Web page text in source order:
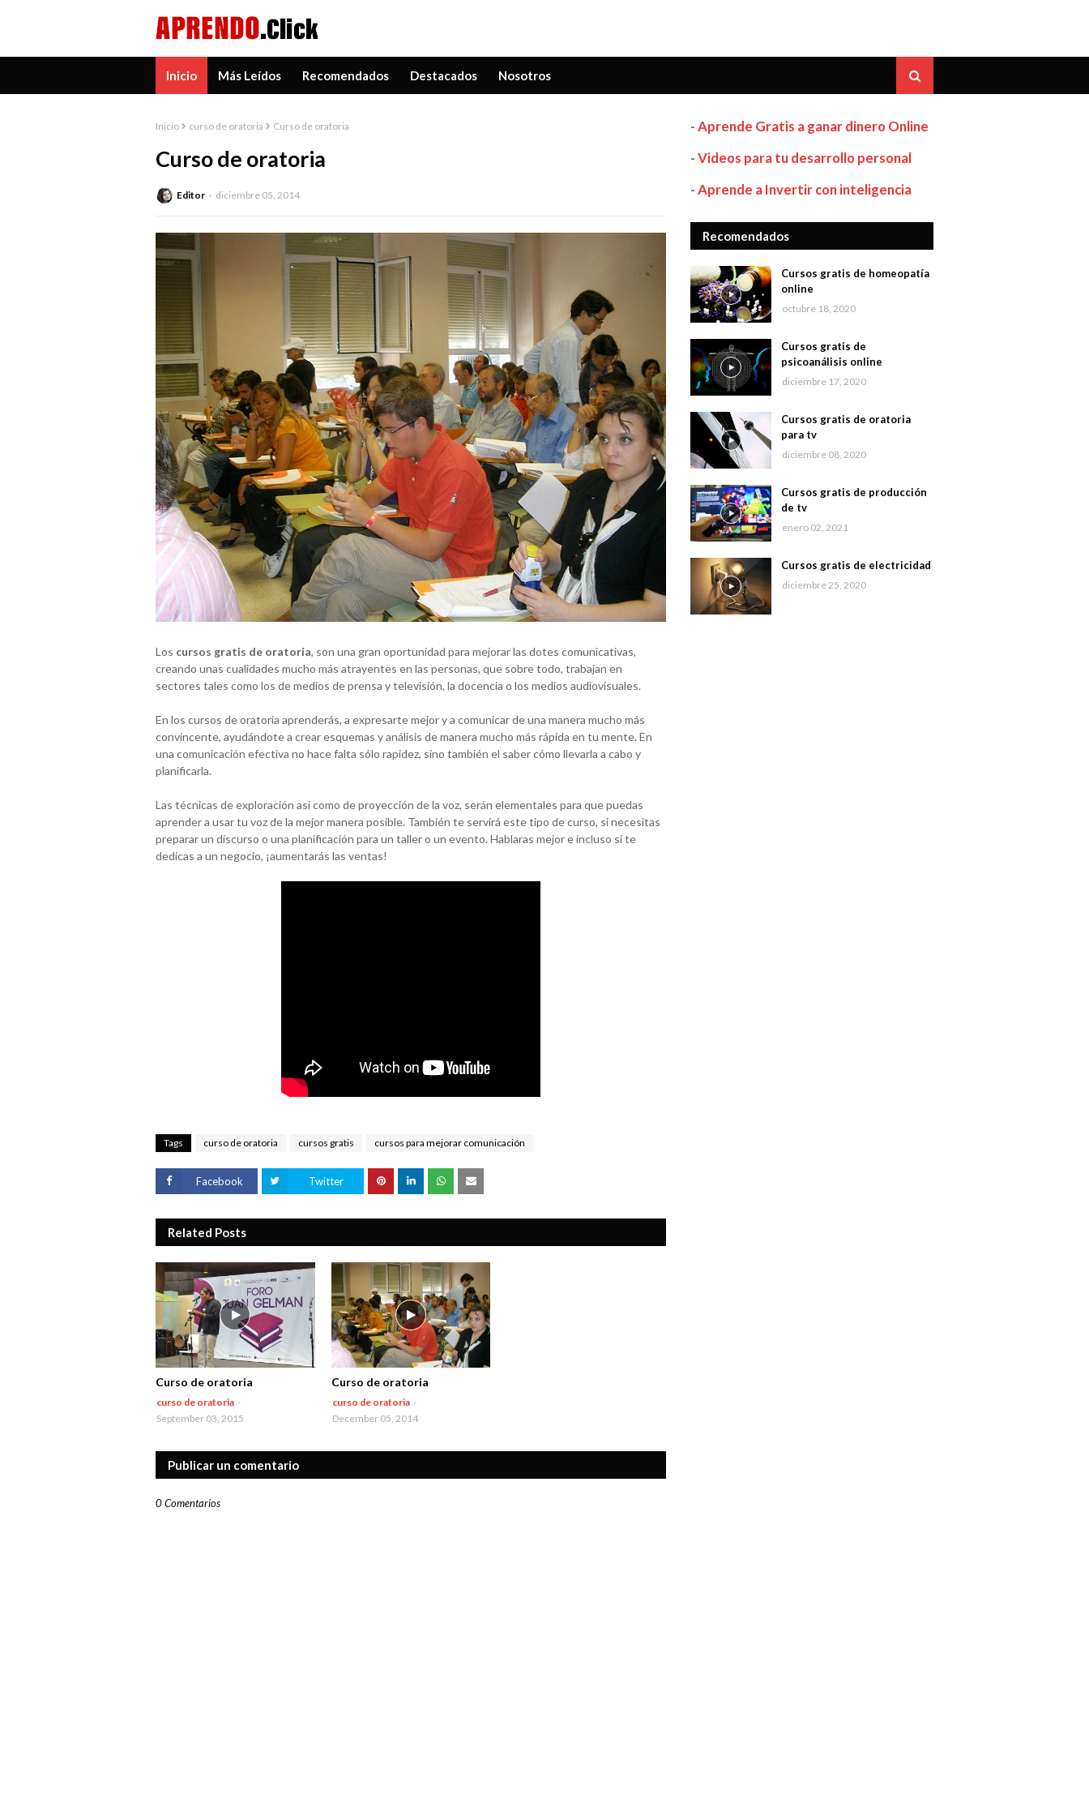
Inicio Más Leídos Recomendados Destacados Nosotros
Inicio curso de oratoria Curso de oratoria
Curso de oratoria
Editor diciembre 05, 2014
Los cursos gratis de oratoria, son una gran oportunidad para mejorar las dotes comunicativas,
creando unas cualidades mucho más atrayentes en las personas, que sobre todo, trabajan en
sectores tales como los de medios de prensa y televisión, la docencia o los medios audiovisuales.
En los cursos de oratoria aprenderás, a expresarte mejor y a comunicar de una manera mucho más
convincente, ayudándote a crear esquemas y análisis de manera mucho más rápida en tu mente. En
una comunicación efectiva no hace falta sólo rapidez, sino también el saber cómo llevarla a cabo y
planificarla.
Las técnicas de exploración así como de proyección de la voz, serán elementales para que puedas
aprender a usar tu voz de la mejor manera posible. También te servirá este tipo de curso, si necesitas
preparar un discurso o una planificación para un taller o un evento. Hablaras mejor e incluso si te
dedicas a un negocio, ¡aumentarás las ventas!
Tags curso de oratoria cursos gratis cursos para mejorar comunicación
Facebook Twitter
Related Posts
Curso de oratoria
curso de oratoria -
September 03, 2015
Curso de oratoria
curso de oratoria -
December 05, 2014
Publicar un comentario
0 Comentarios
-Aprende Gratis a ganar dinero Online
-Videos para tu desarrollo personal
-Aprende a Invertir con inteligencia
Recomendados
Cursos gratis de homeopatía
online
octubre 18, 2020
Cursos gratis de
psicoanálisis online
diciembre 17, 2020
Cursos gratis de oratoria
para tv
diciembre 08, 2020
Cursos gratis de producción
de tv
enero 02, 2021
Cursos gratis de electricidad
diciembre 25, 2020